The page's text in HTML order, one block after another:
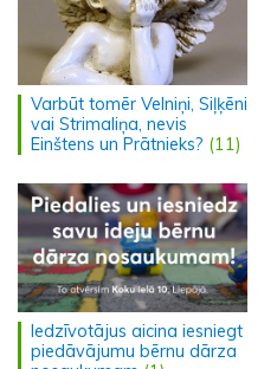
Varbūt tomēr Velniņi, Siļķēni
vai Strimaliņa, nevis
Einštens un Prātnieks? (11)
Iedzīvotājus aicina iesniegt
piedāvājumu bērnu dārza